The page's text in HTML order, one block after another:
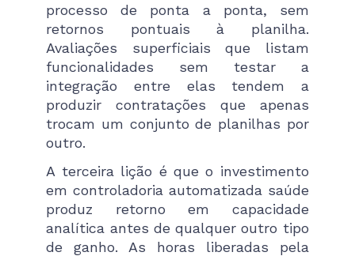
processo de ponta a ponta, sem
retornos pontuais à planilha.
Avaliações superficiais que listam
funcionalidades sem testar a
integração entre elas tendem a
produzir contratações que apenas
trocam um conjunto de planilhas por
outro.
A terceira lição é que o investimento
em controladoria automatizada saúde
produz retorno em capacidade
analítica antes de qualquer outro tipo
de ganho. As horas liberadas pela